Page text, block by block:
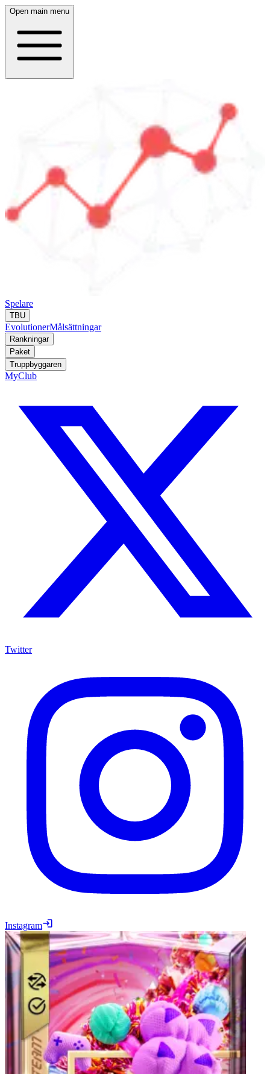
Open main menu
Spelare
TBU
EvolutionerMålsättningar
Rankningar
Paket
Truppbyggaren
MyClub
Twitter
Instagram